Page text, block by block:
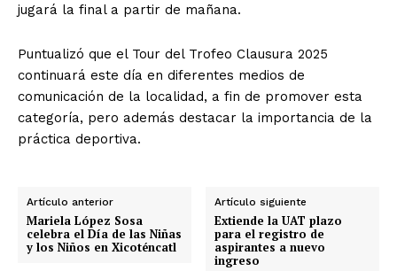
jugará la final a partir de mañana.
Puntualizó que el Tour del Trofeo Clausura 2025
continuará este día en diferentes medios de
comunicación de la localidad, a fin de promover esta
categoría, pero además destacar la importancia de la
práctica deportiva.
Artículo anterior
Mariela López Sosa
celebra el Día de las Niñas
y los Niños en Xicoténcatl
Artículo siguiente
Extiende la UAT plazo
para el registro de
aspirantes a nuevo
ingreso